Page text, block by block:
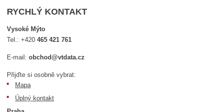
RYCHLÝ KONTAKT
Vysoké Mýto
Tel.:+420465 421 761
E-mail:obchod@vtdata.cz
Přijďte si osobně vybrat:
Mapa
Úplný kontakt